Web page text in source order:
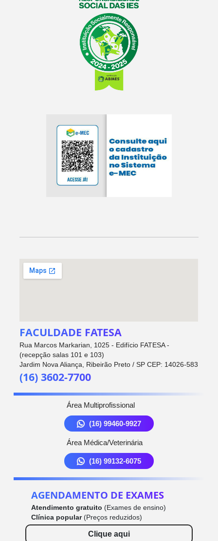
FACULDADE FATESA
Rua Marcos Markarian, 1025 - Edifício FATESA -
(recepção salas 101 e 103)
Jardim Nova Aliança, Ribeirão Preto / SP CEP: 14026-583
(16) 3602-7700
Área Multiprofissional
(16) 99460-9927
Área Médica/Veterinária
(16) 99132-6075
AGENDAMENTO DE EXAMES
Atendimento gratuito (Exames de ensino)
Clínica popular(Preços reduzidos)
Clique aqui